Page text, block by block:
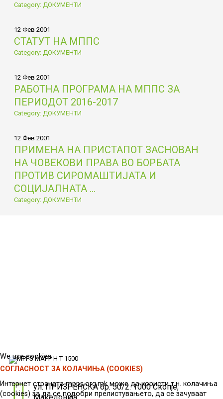
Category: ДОКУМЕНТИ
12 Фев 2001
СТАТУТ НА МППС
Category: ДОКУМЕНТИ
12 Фев 2001
РАБОТНА ПРОГРАМА НА МППС ЗА
ПЕРИОДОТ 2016-2017
Category: ДОКУМЕНТИ
12 Фев 2001
ПРИМЕНА НА ПРИСТАПОТ ЗАСНОВАН
НА ЧОВЕКОВИ ПРАВА ВО БОРБАТА
ПРОТИВ СИРОМАШТИЈАТА И
СОЦИЈАЛНАТА ...
Category: ДОКУМЕНТИ
ул. ПРИЗРЕНСКА бр. 50/2. 1000 Скопје,
Македонија
We use cookies
СОГЛАСНОСТ ЗА КОЛАЧИЊА (COOKIES)
Интернет страната mpps.org.mk може да користи т.н. колачиња
(cookies) за да се подобри прелистувањето, да се зачуваат